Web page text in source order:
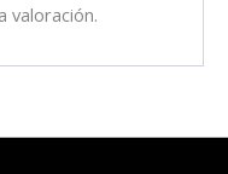
valoración.